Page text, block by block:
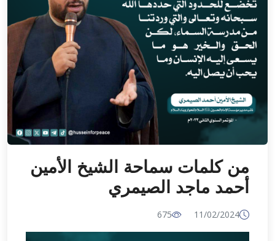
من كلمات سماحة الشيخ الأمين
أحمد ماجد الصيمري
11/02/2024
675